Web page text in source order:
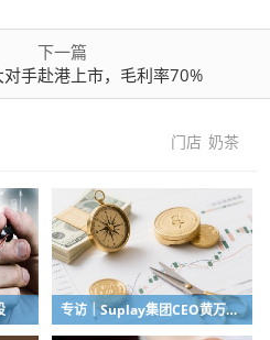
下一篇
手赴港上市，毛利率70%
门店 奶茶
专访｜Suplay集团CEO黄万钧：怎么做一门提供情绪价值的生意